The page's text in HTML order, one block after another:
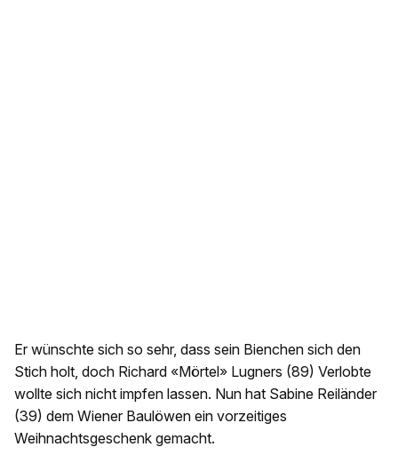
Er wünschte sich so sehr, dass sein Bienchen sich den
Stich holt, doch Richard «Mörtel» Lugners (89) Verlobte
wollte sich nicht impfen lassen. Nun hat Sabine Reiländer
(39) dem Wiener Baulöwen ein vorzeitiges
Weihnachtsgeschenk gemacht.